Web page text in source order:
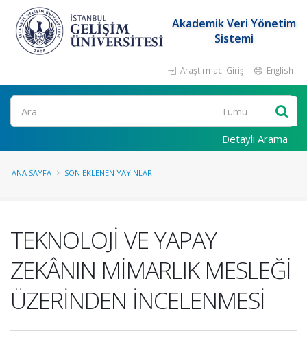
Akademik Veri Yönetim
Sistemi
Araştırmacı Girişi English
Ara
Detaylı Arama
ANA SAYFA SON EKLENEN YAYINLAR
TEKNOLOJİ VE YAPAY
ZEKÂNIN MİMARLIK MESLEĞİ
ÜZERİNDEN İNCELENMESİ